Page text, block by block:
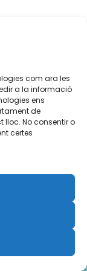
com ara les
a la informació
ens
de
No consentir o
certes